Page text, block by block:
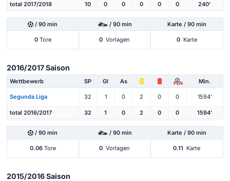
total 2017/2018 10 0 0 0 0 0 240'
/ 90 min / 90 min Karte / 90 min
0Tore 0 Vorlagen 0 Karte
2016/2017 Saison
Wettbewerb SP Gl As PEN Min.
Segunda Liga 32 1 0 2 0 0 1594'
total 2016/2017 32 1 0 2 0 0 1594'
/ 90 min / 90 min Karte / 90 min
0.06Tore 0 Vorlagen 0.11 Karte
2015/2016 Saison